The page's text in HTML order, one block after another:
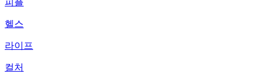
피플
헬스
라이프
컬처